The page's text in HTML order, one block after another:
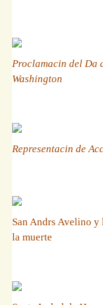
Proclamacin del Da
Washington
Representacin de
San Andrs Avelino
la muerte